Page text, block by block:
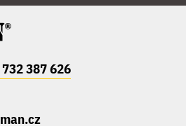
387 626